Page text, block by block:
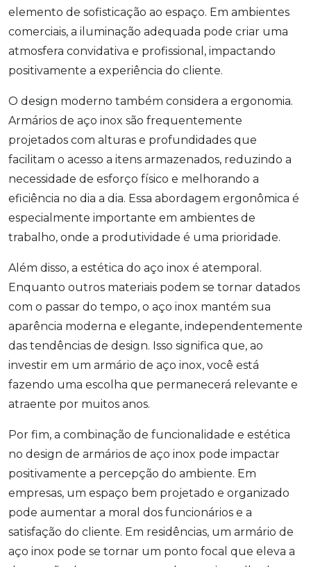
elemento de sofisticação ao espaço. Em ambientes
comerciais, a iluminação adequada pode criar uma
atmosfera convidativa e profissional, impactando
positivamente a experiência do cliente.
O design moderno também considera a ergonomia.
Armários de aço inox são frequentemente
projetados com alturas e profundidades que
facilitam o acesso a itens armazenados, reduzindo a
necessidade de esforço físico e melhorando a
eficiência no dia a dia. Essa abordagem ergonômica é
especialmente importante em ambientes de
trabalho, onde a produtividade é uma prioridade.
Além disso, a estética do aço inox é atemporal.
Enquanto outros materiais podem se tornar datados
com o passar do tempo, o aço inox mantém sua
aparência moderna e elegante, independentemente
das tendências de design. Isso significa que, ao
investir em um armário de aço inox, você está
fazendo uma escolha que permanecerá relevante e
atraente por muitos anos.
Por fim, a combinação de funcionalidade e estética
no design de armários de aço inox pode impactar
positivamente a percepção do ambiente. Em
empresas, um espaço bem projetado e organizado
pode aumentar a moral dos funcionários e a
satisfação do cliente. Em residências, um armário de
aço inox pode se tornar um ponto focal que eleva a